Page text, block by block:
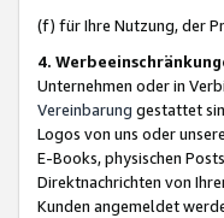
(f) für Ihre Nutzung, der
4.
Unternehmen oder in
Vereinbarung gestattet
Logos von uns oder
E-Books, physischen
Direktnachrichten von
Kunden angemeldet